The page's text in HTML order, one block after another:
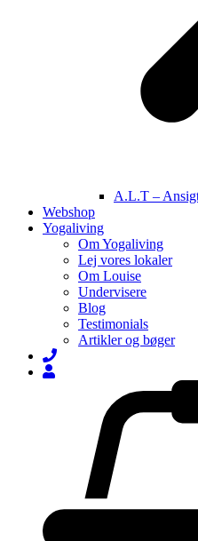
A.L.T –
Webshop
Yogaliving
Om Yogaliving
Lej vores lokaler
Om Louise
Undervisere
Blog
Testimonials
Artikler og bøger